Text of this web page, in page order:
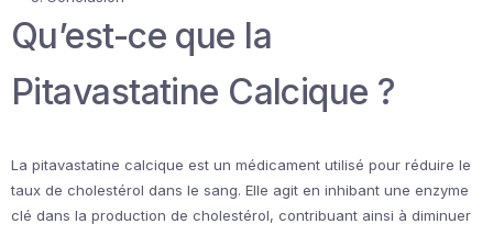
Qu’est-ce que la
Pitavastatine Calcique ?
La pitavastatine calcique est un médicament utilisé pour réduire le
taux de cholestérol dans le sang. Elle agit en inhibant une enzyme
clé dans la production de cholestérol, contribuant ainsi à diminuer